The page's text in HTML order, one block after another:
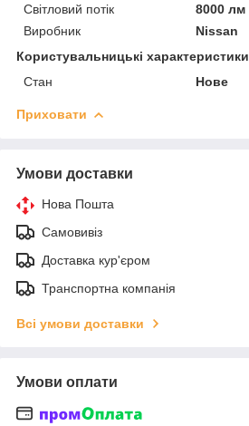
Світловий потік
8000 лм
Виробник
Nissan
Користувальницькі характеристики
Стан
Нове
Приховати
Умови доставки
Нова Пошта
Самовивіз
Доставка кур'єром
Транспортна компанія
Всі умови доставки
Умови оплати